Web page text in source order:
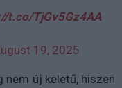
t.co/TjGv5Gz4AA
19, 2025
nem új keletű, hiszen